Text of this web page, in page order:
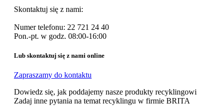
Skontaktuj się z nami:
Numer telefonu: 22 721 24 40
Pon.-pt. w godz. 08:00-16:00
Lub skontaktuj się z nami online
Zapraszamy do kontaktu
Dowiedz się, jak poddajemy nasze produkty recyklingowi
Zadaj inne pytania na temat recyklingu w firmie BRITA